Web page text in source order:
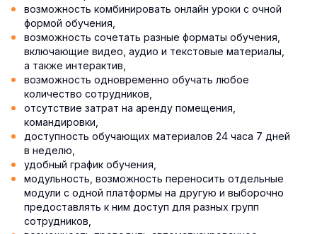
возможность комбинировать онлайн уроки с очной
формой обучения,
возможность сочетать разные форматы обучения,
включающие видео, аудио и текстовые материалы,
а также интерактив,
возможность одновременно обучать любое
количество сотрудников,
отсутствие затрат на аренду помещения,
командировки,
доступность обучающих материалов 24 часа 7 дней
в неделю,
удобный график обучения,
модульность, возможность переносить отдельные
модули с одной платформы на другую и выборочно
предоставлять к ним доступ для разных групп
сотрудников,